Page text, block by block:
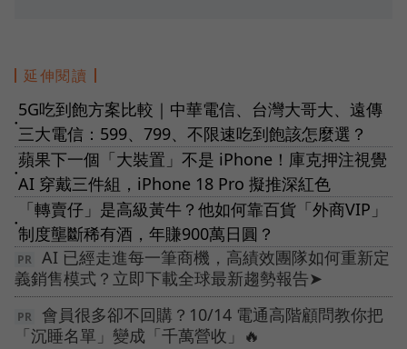
延伸閱讀
●
5G吃到飽方案比較｜中華電信、台灣大哥大、遠傳
三大電信：599、799、不限速吃到飽該怎麼選？
●
蘋果下一個「大裝置」不是 iPhone！庫克押注視覺
AI 穿戴三件組，iPhone 18 Pro 擬推深紅色
●
「轉賣仔」是高級黃牛？他如何靠百貨「外商VIP」
制度壟斷稀有酒，年賺900萬日圓？
AI 已經走進每一筆商機，高績效團隊如何重新定
義銷售模式？立即下載全球最新趨勢報告➤
會員很多卻不回購？10/14 電通高階顧問教你把
「沉睡名單」變成「千萬營收」🔥